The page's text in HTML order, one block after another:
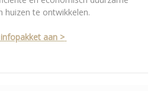
huizen te ontwikkelen.
aan >